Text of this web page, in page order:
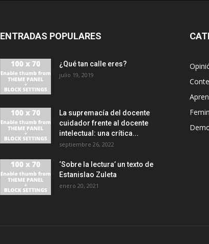
ENTRADAS POPULARES
¿Qué tan calle eres?
julio 19, 2019
La supremacía del docente
cuidador frente al docente
intelectual: una crítica...
septiembre 26, 2022
‘Sobre la lectura’ un texto de
Estanislao Zuleta
enero 20, 2021